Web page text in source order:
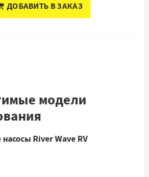
ДОБАВИТЬ В ЗАКАЗ
модели
River Wave RV